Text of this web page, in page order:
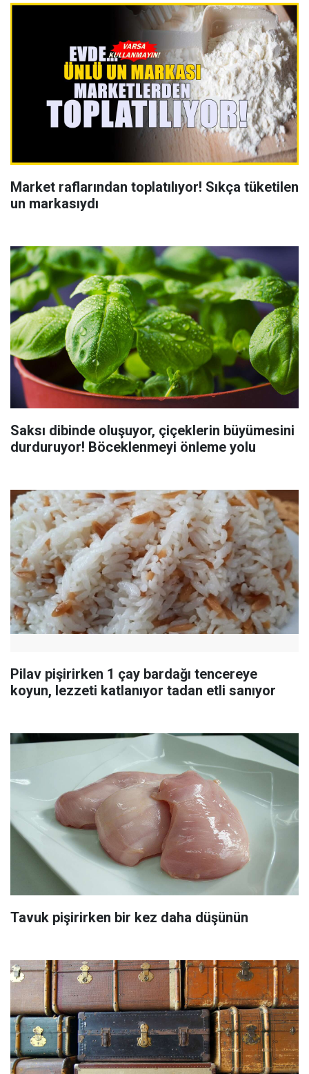
Market raflarından toplatılıyor! Sıkça tüketilen
un markasıydı
Saksı dibinde oluşuyor, çiçeklerin büyümesini
durduruyor! Böceklenmeyi önleme yolu
Pilav pişirirken 1 çay bardağı tencereye
koyun, lezzeti katlanıyor tadan etli sanıyor
Tavuk pişirirken bir kez daha düşünün